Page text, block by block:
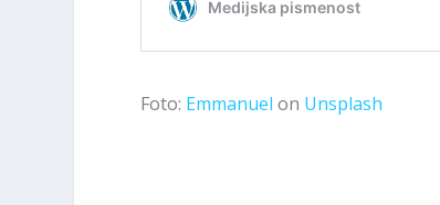
Foto: Emmanuel on Unsplash